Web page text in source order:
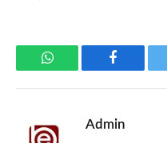
WhatsApp
Admin